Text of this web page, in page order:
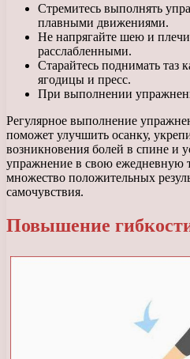
Стремитесь выполнять
плавными движениями.
Не напрягайте шею и
расслабленными.
Старайтесь поднимать
ягодицы и пресс.
При выполнении
Регулярное выполнение
поможет улучшить осанку,
возникновения болей в спине и
упражнение в свою ежедневную
множество положительных
самочувствия.
Повышение